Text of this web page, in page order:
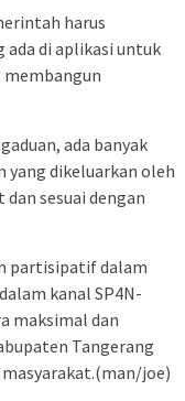
harus
ada di aplikasi untuk
membangun
ada banyak
yang dikeluarkan oleh
sesuai dengan
partisipatif dalam
kanal SP4N-
maksimal dan
Tangerang
joe)